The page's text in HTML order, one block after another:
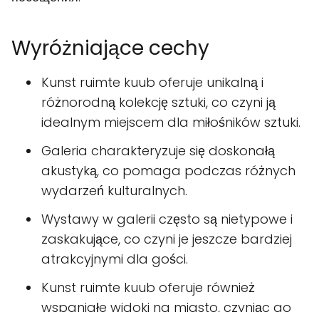
Wyróżniające cechy
Kunst ruimte kuub oferuje unikalną i
różnorodną kolekcję sztuki, co czyni ją
idealnym miejscem dla miłośników sztuki.
Galeria charakteryzuje się doskonałą
akustyką, co pomaga podczas różnych
wydarzeń kulturalnych.
Wystawy w galerii często są nietypowe i
zaskakujące, co czyni je jeszcze bardziej
atrakcyjnymi dla gości.
Kunst ruimte kuub oferuje również
wspaniałe widoki na miasto, czyniąc go